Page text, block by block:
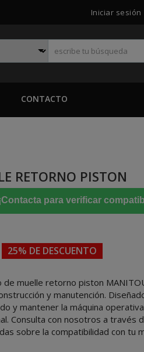
Iniciar sesión
CONTACTO
RETORNO PISTON
para verificar
25% DE DESCUENTO
de muelle retorno piston
y manutención.
y mantener la máquina
Consulta con nosotros a través
sobre la compatibilidad con tu